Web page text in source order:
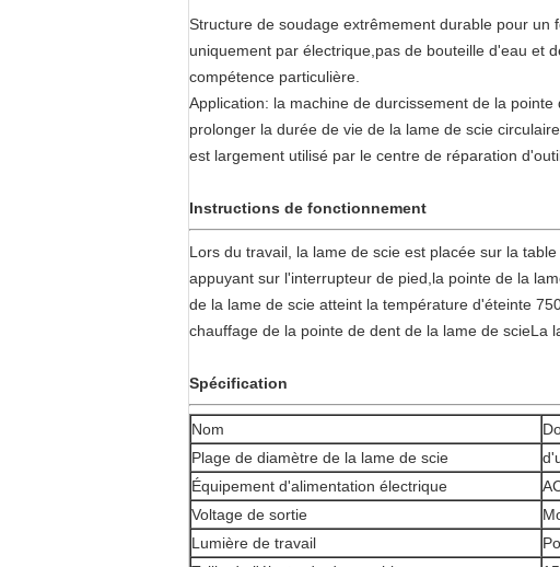
Structure de soudage extrêmement durable pour
uniquement par électrique,pas de bouteille d'eau et
compétence particulière.
Application: la machine de durcissement de la
prolonger la durée de vie de la lame de scie
est largement utilisé par le centre de réparation
Instructions de fonctionnement
Lors du travail, la lame de scie est placée sur la
appuyant sur l'interrupteur de pied,la pointe de la
de la lame de scie atteint la température d'éteinte
chauffage de la pointe de dent de la lame de scieLa
Spécification
Nom
Plage de diamètre de la lame de scie
Équipement d'alimentation électrique
Voltage de sortie
Lumière de travail